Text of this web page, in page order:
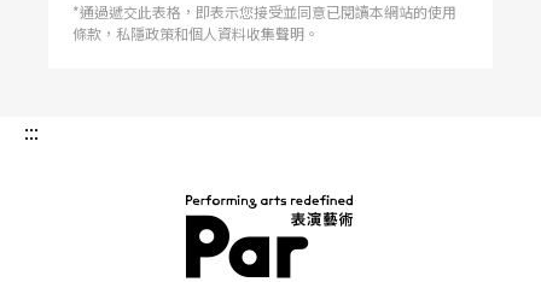
*通過遞交此表格，即表示您接受並同意已閱讀本網站的使用
條款，私隱政策和個人資料收集聲明。
:::